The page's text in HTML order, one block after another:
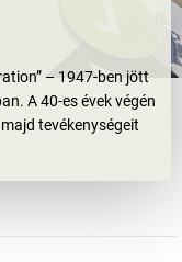
– 1947-ben jött
A 40-es évek végén
tevékenységeit
vállalatként a